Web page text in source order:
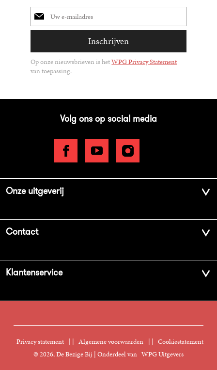
E-
mailadres
Inschrijven
Op onze nieuwsbrieven is hetWPG Privacy Statement
van toepassing.
Volg ons op social media
Onze uitgeverij
Aanbiedingsbrochures
Vacatures
Nieuwsbrief
Contact
Manuscripten
Klantenservice
Klantenservice
Privacy statement | Algemene voorwaarden | Cookiestatement
© 2026, De Bezige Bij | Onderdeel van WPG Uitgevers